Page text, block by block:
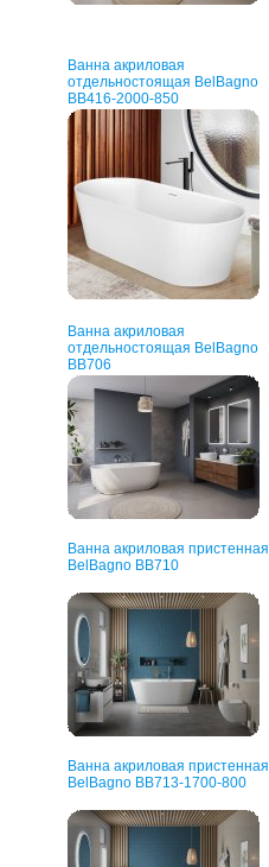
Ванна акриловая
отдельностоящая BelBagno
BB416-2000-850
Ванна акриловая
отдельностоящая BelBagno
BB706
Ванна акриловая пристенная
BelBagno BB710
Ванна акриловая пристенная
BelBagno BB713-1700-800